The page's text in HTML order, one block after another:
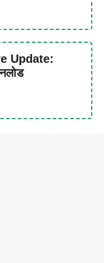
Update: